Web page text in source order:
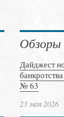
Обзоры
Дайджест
№ 63
23 мая 2026